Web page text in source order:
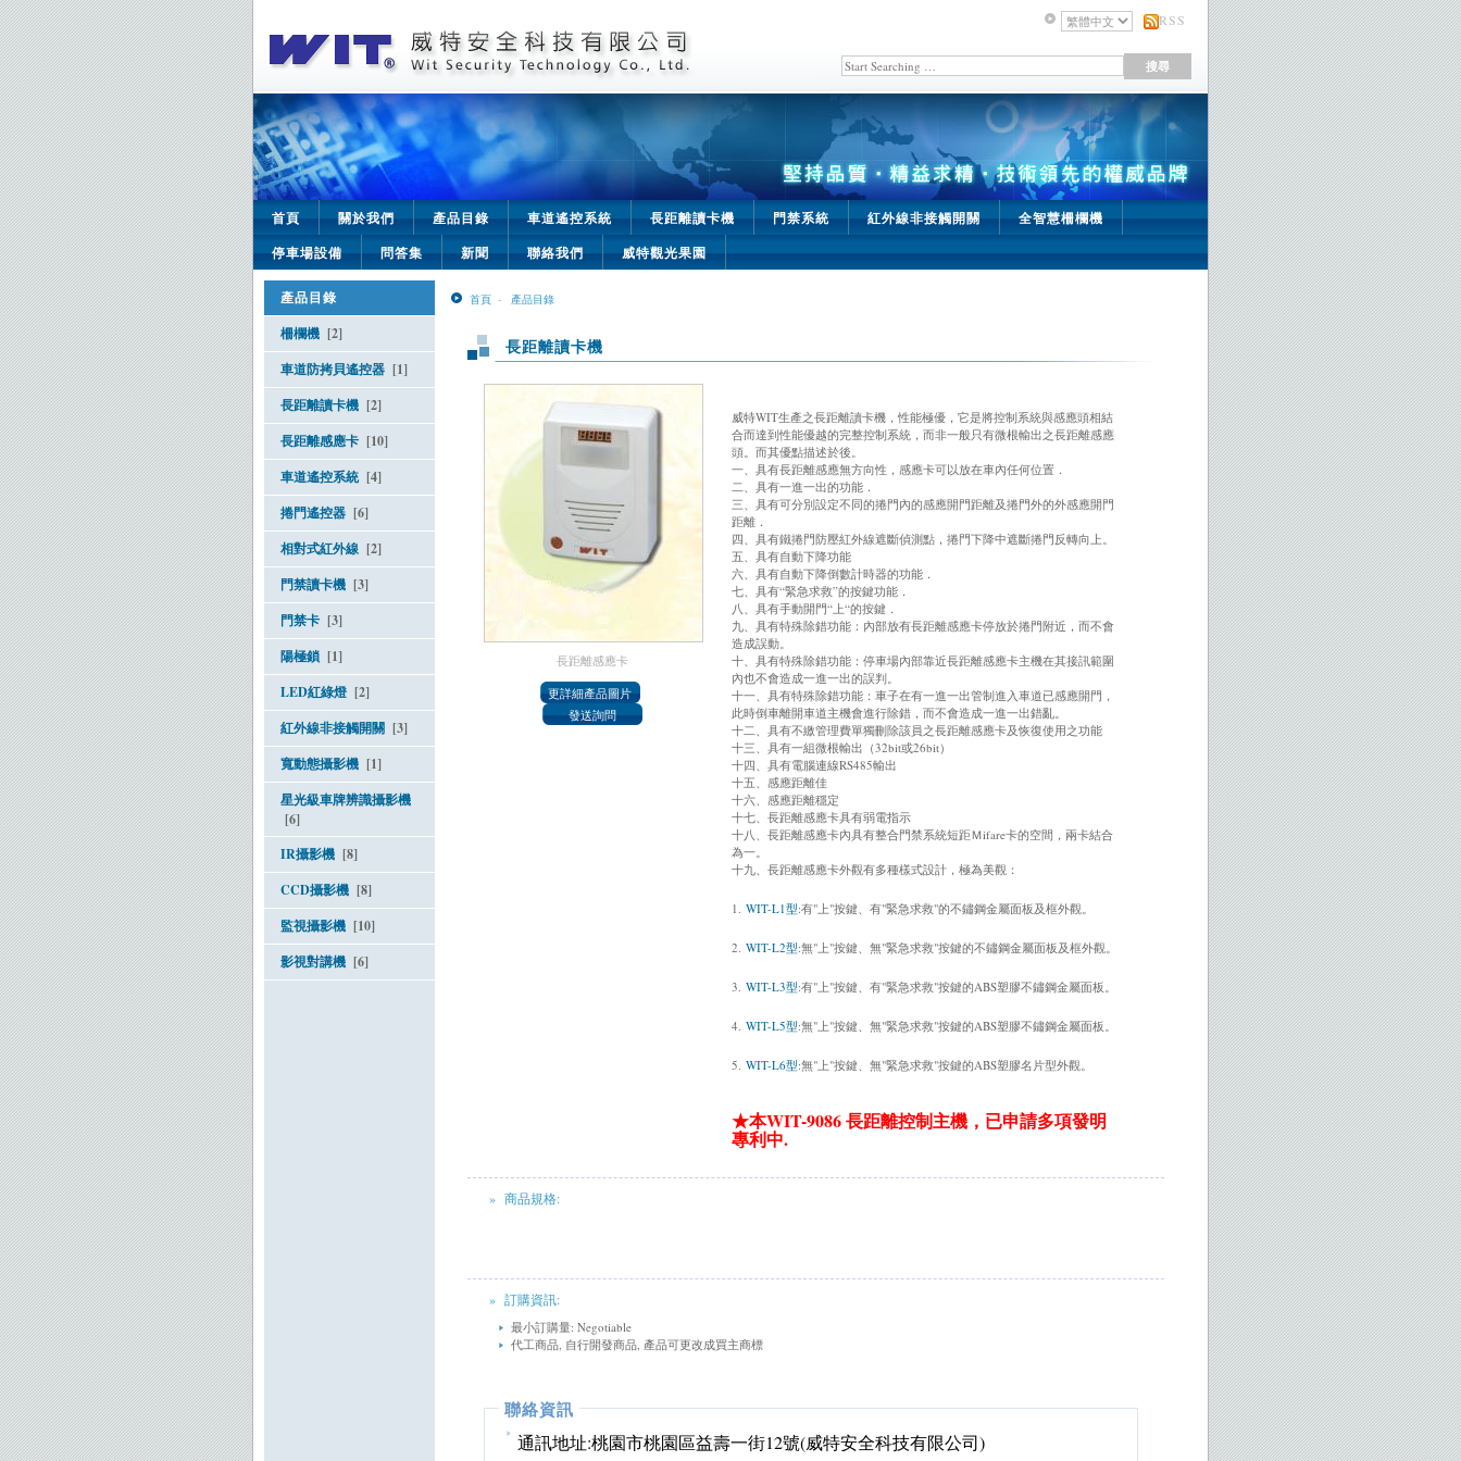
RSS
首頁 關於我們 產品目錄 車道遙控系統 長距離讀卡機 門禁系統 紅外線非接觸開關
全智慧柵欄機
停車場設備
問答集 新聞 聯絡我們 威特觀光果園
產品目錄
柵欄機 [2]
車道防拷貝遙控器 [1]
長距離讀卡機 [2]
長距離感應卡 [10]
車道遙控系統 [4]
捲門遙控器 [6]
相對式紅外線 [2]
門禁讀卡機 [3]
門禁卡 [3]
陽極鎖 [1]
LED紅綠燈 [2]
紅外線非接觸開關 [3]
寬動態攝影機 [1]
星光級車牌辨識攝影機
[6]
IR攝影機 [8]
CCD攝影機 [8]
監視攝影機 [10]
影視對講機 [6]
首頁 - 產品目錄
長距離讀卡機
長距離感應卡
威特WIT生產之長距離讀卡機，性能極優，它是將控制系統與感應頭相結
合而達到性能優越的完整控制系統，而非一般只有微根輸出之長距離感應
頭。而其優點描述於後。
一、具有長距離感應無方向性，感應卡可以放在車內任何位置．
二、具有一進一出的功能．
三、具有可分別設定不同的捲門內的感應開門距離及捲門外的外感應開門
距離．
四、具有鐵捲門防壓紅外線遮斷偵測點，捲門下降中遮斷捲門反轉向上。
五、具有自動下降功能
六、具有自動下降倒數計時器的功能．
七、具有“緊急求救”的按鍵功能．
八、具有手動開門“上“的按鍵．
九、具有特殊除錯功能：內部放有長距離感應卡停放於捲門附近，而不會
造成誤動。
十、具有特殊除錯功能：停車場內部靠近長距離感應卡主機在其接訊範圍
內也不會造成一進一出的誤判。
十一、具有特殊除錯功能：車子在有一進一出管制進入車道已感應開門，
此時倒車離開車道主機會進行除錯，而不會造成一進一出錯亂。
十二、具有不繳管理費單獨刪除該員之長距離感應卡及恢復使用之功能
十三、具有一組微根輸出（32bit或26bit）
十四、具有電腦連線RS485輸出
十五、感應距離佳
十六、感應距離穩定
十七、長距離感應卡具有弱電指示
十八、長距離感應卡內具有整合門禁系統短距Ｍifare卡的空間，兩卡結合
為一。
十九、長距離感應卡外觀有多種樣式設計，極為美觀：
1. WIT-L1型:有"上"按鍵、有"緊急求救"的不鏽鋼金屬面板及框外觀。
2. WIT-L2型:無"上"按鍵、無"緊急求救"按鍵的不鏽鋼金屬面板及框外觀。
3. WIT-L3型:有"上"按鍵、有"緊急求救"按鍵的ABS塑膠不鏽鋼金屬面板。
4. WIT-L5型:無"上"按鍵、無"緊急求救"按鍵的ABS塑膠不鏽鋼金屬面板。
5. WIT-L6型:無"上"按鍵、無"緊急求救"按鍵的ABS塑膠名片型外觀。
★本WIT-9086 長距離控制主機 ，已申請多項發明
專利中.
» 商品規格:
» 訂購資訊:
最小訂購量: Negotiable
代工商品, 自行開發商品, 產品可更改成買主商標
聯絡資訊
通訊地址:桃園市桃園區益壽一街12號(威特安全科技有限公司)